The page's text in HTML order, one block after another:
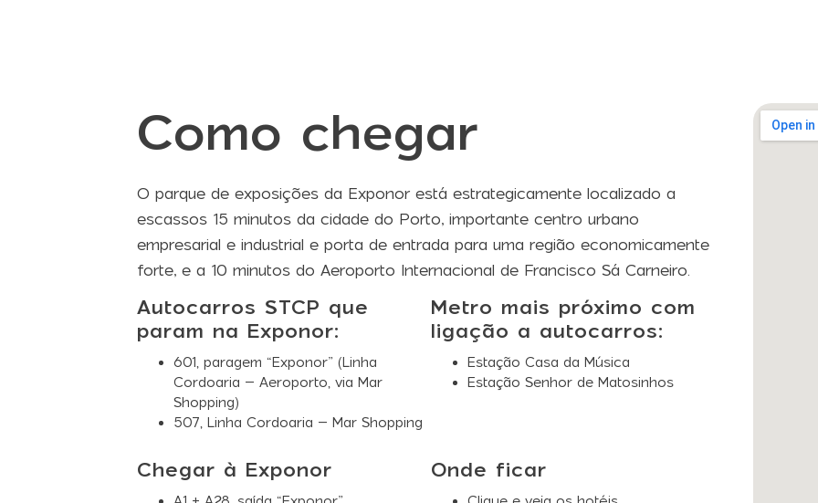
Como chegar
O parque de exposições da Exponor está estrategicamente localizado a
escassos 15 minutos da cidade do Porto, importante centro urbano
empresarial e industrial e porta de entrada para uma região economicamente
forte, e a 10 minutos do Aeroporto Internacional de Francisco Sá Carneiro.
Autocarros STCP que
param na Exponor:
601, paragem “Exponor” (Linha
Cordoaria – Aeroporto, via Mar
Shopping)
507, Linha Cordoaria – Mar Shopping
Metro mais próximo com
ligação a autocarros:
Estação Casa da Música
Estação Senhor de Matosinhos
Chegar à Exponor Onde ficar